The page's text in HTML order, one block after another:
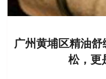
广州黄埔区精油
松，更